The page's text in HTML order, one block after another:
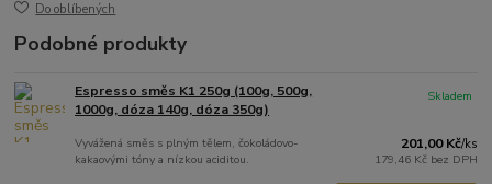
Do oblíbených
Podobné produkty
Espresso směs K1 250g (100g, 500g,
1000g, dóza 140g, dóza 350g)
Vyvážená směs s plným tělem, čokoládovo-
kakaovými tóny a nízkou aciditou.
201,00 Kč/ks
179,46 Kč bez DPH
Skladem